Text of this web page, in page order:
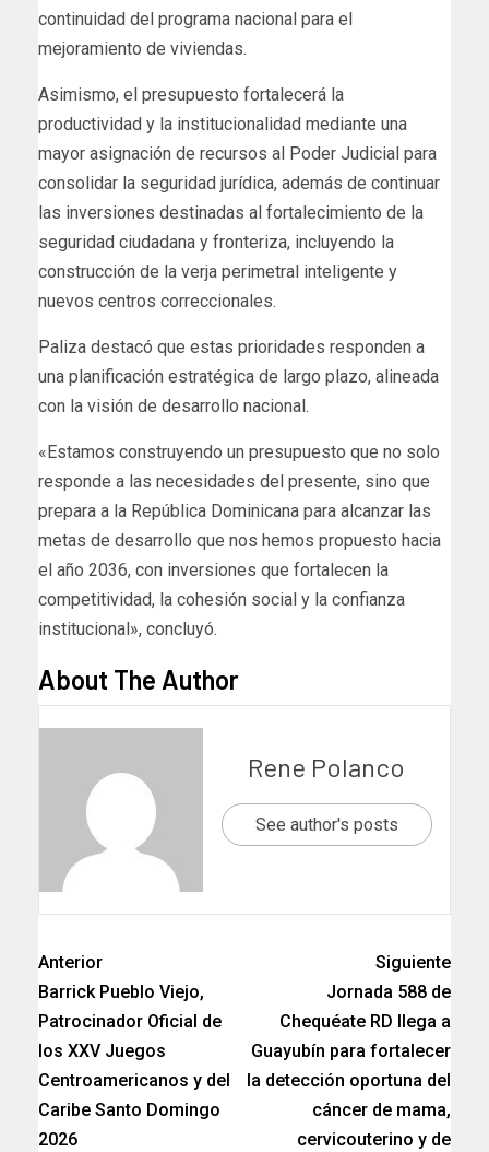
continuidad del programa nacional para el
mejoramiento de viviendas.
Asimismo, el presupuesto fortalecerá la
productividad y la institucionalidad mediante una
mayor asignación de recursos al Poder Judicial para
consolidar la seguridad jurídica, además de continuar
las inversiones destinadas al fortalecimiento de la
seguridad ciudadana y fronteriza, incluyendo la
construcción de la verja perimetral inteligente y
nuevos centros correccionales.
Paliza destacó que estas prioridades responden a
una planificación estratégica de largo plazo, alineada
con la visión de desarrollo nacional.
«Estamos construyendo un presupuesto que no solo
responde a las necesidades del presente, sino que
prepara a la República Dominicana para alcanzar las
metas de desarrollo que nos hemos propuesto hacia
el año 2036, con inversiones que fortalecen la
competitividad, la cohesión social y la confianza
institucional», concluyó.
About The Author
Rene Polanco
See author's posts
Anterior
​Barrick Pueblo Viejo,
Patrocinador Oficial de
los XXV Juegos
Centroamericanos y del
Caribe Santo Domingo
2026
Siguiente
Jornada 588 de
Chequéate RD llega a
Guayubín para fortalecer
la detección oportuna del
cáncer de mama,
cervicouterino y de